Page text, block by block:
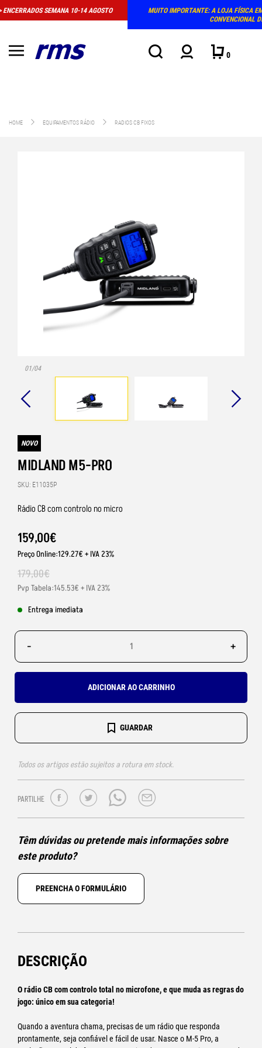
MUITO IMPORTANTE: A LOJA FÍSICA EM MASSAMÁ DEIXOU DE TER HORÁRIO
CONVENCIONAL DE ATENDIMENTO
0
HOME EQUIPAMENTOS RÁDIO RADIOS CB FIXOS
01/04
NOVO
MIDLAND M5-PRO
SKU: E11035P
Rádio CB com controlo no micro
159,00€
Preço Online:129.27€ + IVA 23%
179,00€
Pvp Tabela:145.53€ + IVA 23%
Entrega imediata
- +
ADICIONAR AO CARRINHO
GUARDAR
Todos os artigos estão sujeitos a rotura em stock.
PARTILHE
Têm dúvidas ou pretende mais informações sobre
este produto?
PREENCHA O FORMULÁRIO
DESCRIÇÃO
O rádio CB com controlo total no microfone, e que muda as regras do
jogo: único em sua categoria!
Quando a aventura chama, precisas de um rádio que responda
prontamente, seja confiável e fácil de usar. Nasce o M-5 Pro, a